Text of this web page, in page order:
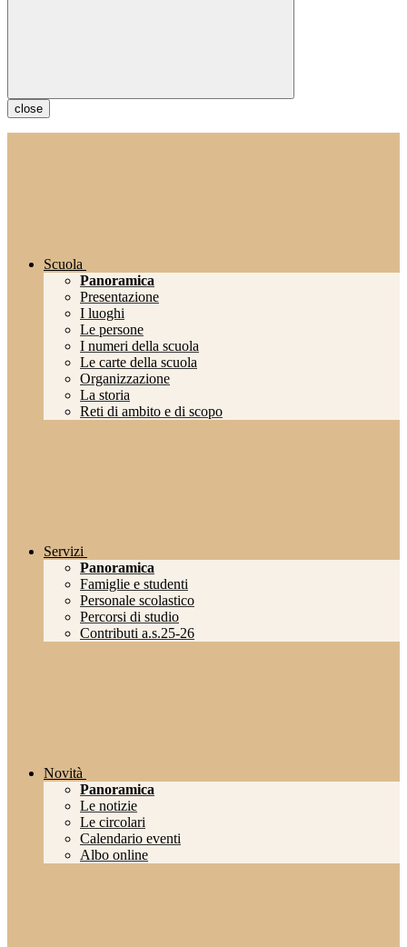
close
Scuola
Panoramica
Presentazione
I luoghi
Le persone
I numeri della scuola
Le carte della scuola
Organizzazione
La storia
Reti di ambito e di scopo
Servizi
Panoramica
Famiglie e studenti
Personale scolastico
Percorsi di studio
Contributi a.s.25-26
Novità
Panoramica
Le notizie
Le circolari
Calendario eventi
Albo online